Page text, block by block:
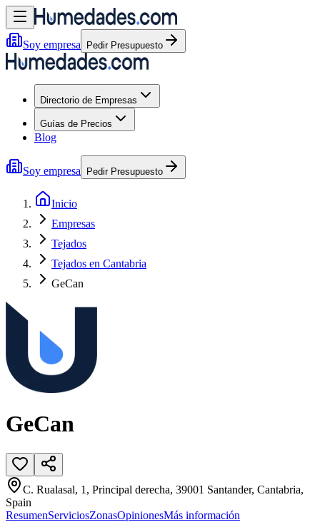
Soy empresa Pedir Presupuesto
Directorio de Empresas
Guías de Precios
Blog
Soy empresa Pedir Presupuesto
Inicio
Empresas
Tejados
Tejados en Cantabria
GeCan
GeCan
C. Rualasal, 1, Principal derecha, 39001 Santander, Cantabria,
Spain
ResumenServiciosZonasOpinionesMás información